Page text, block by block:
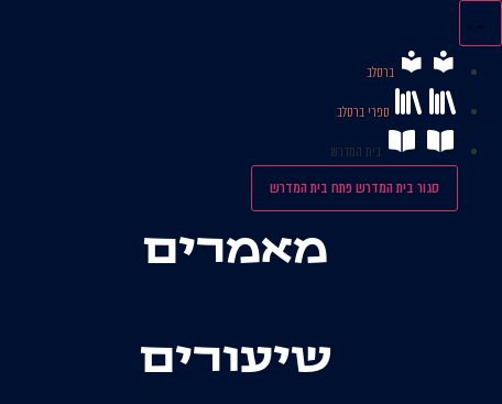
לתוכן
ברסלב
ספרי ברסלב
בית המדרש
סגור בית המדרשפתח בית המדרש
מאמרים
שיעורים